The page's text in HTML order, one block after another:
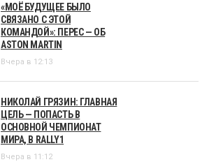
«МОЁ БУДУЩЕЕ БЫЛО
СВЯЗАНО С ЭТОЙ
КОМАНДОЙ»: ПЕРЕС — ОБ
ASTON MARTIN
Вчера в 12:13
НИКОЛАЙ ГРЯЗИН: ГЛАВНАЯ
ЦЕЛЬ — ПОПАСТЬ В
ОСНОВНОЙ ЧЕМПИОНАТ
МИРА, В RALLY1
Вчера в 11:12